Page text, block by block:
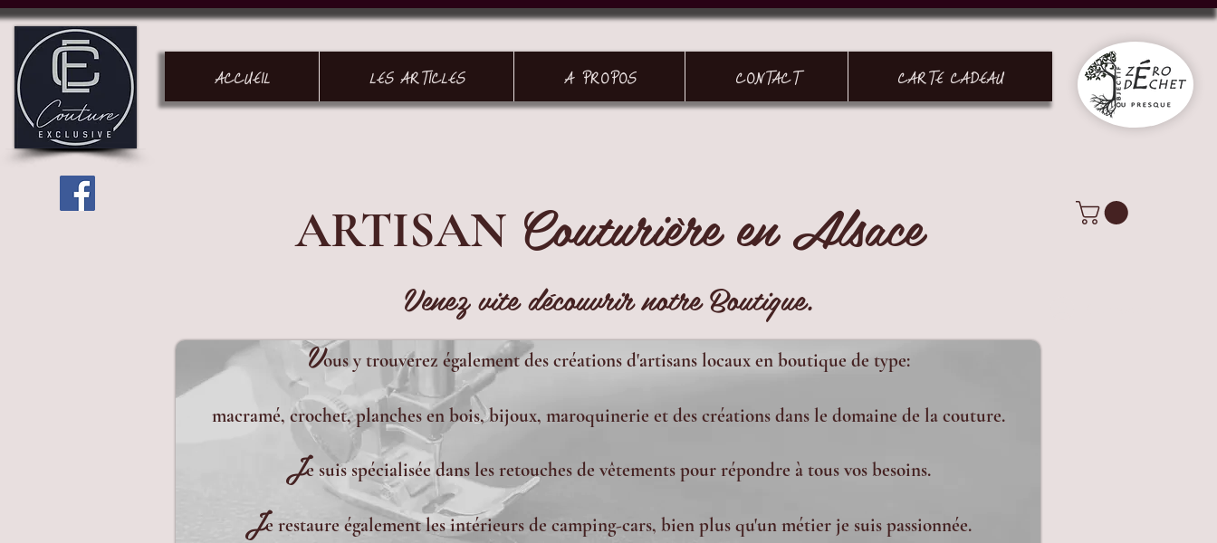
ACCUEIL LES ARTICLES A PROPOS CONTACT CARTE CADEAU
ARTISAN Couturière en Alsace
Venez vite découvrir notre Boutique.
Vous y trouverez également des créations d'artisans locaux en boutique de type:
macramé, crochet, planches en bois, bijoux, maroquinerie et des créations dans le domaine de la couture.
Je suis spécialisée dans les retouches de vêtements pour répondre à tous vos besoins.
Je restaure également les intérieurs de camping-cars, bien plus qu'un métier je suis passionnée.